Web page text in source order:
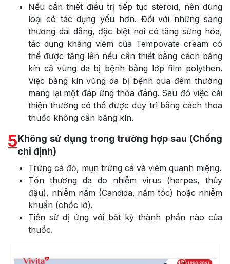
Nếu cần thiết điều trị tiếp tục steroid, nên dùng
loại có tác dụng yếu hơn. Đối với những sang
thương dai dẳng, đặc biệt nơi có tăng sừng hóa,
tác dụng kháng viêm của Tempovate cream có
thể được tăng lên nếu cần thiết bằng cách băng
kín cả vùng da bị bệnh bằng lớp film polythen.
Việc băng kín vùng da bị bệnh qua đêm thường
mang lại một đáp ứng thỏa đáng. Sau đó việc cải
thiện thường có thể được duy trì bằng cách thoa
thuốc không cần băng kín.
5Không sử dụng trong trường hợp sau (Chống
chỉ định)
Trứng cá đỏ, mụn trứng cá và viêm quanh miệng.
Tổn thương da do nhiễm virus (herpes, thủy
đậu), nhiễm nấm (Candida, nấm tóc) hoặc nhiễm
khuẩn (chốc lở).
Tiền sử dị ứng với bất kỳ thành phần nào của
thuốc.